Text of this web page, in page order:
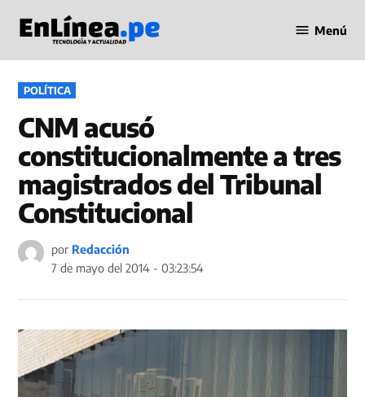
contenido
en Línea
Menú
PUBLICADO
EN
POLÍTICA
CNM acusó
constitucionalmente a tres
magistrados del Tribunal
Constitucional
por Redacción
7 de mayo del 2014 - 03:23:54